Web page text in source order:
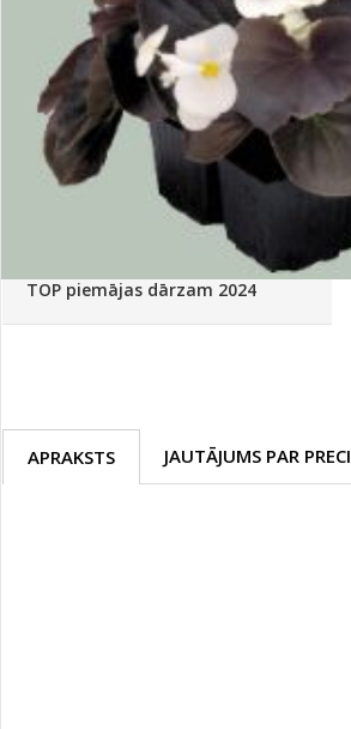
Palīglīdzekļi augu audzēšanai
Klientu Diena
Novatec - izcils mēslošanai arī
sezonas otrajā pusē!
Piedāvājums ābeļdārziem
TOP piemājas dārzam 2024
APRAKSTS JAUTĀJUMS PAR PRECI